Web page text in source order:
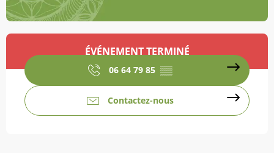
Ouverture et coordonnées
ÉVÉNEMENT TERMINÉ
06 64 79 85 ▒▒
Contactez-nous